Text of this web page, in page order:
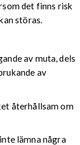
det finns risk
störas.
av muta, dels
av
återhållsam om
lämna några